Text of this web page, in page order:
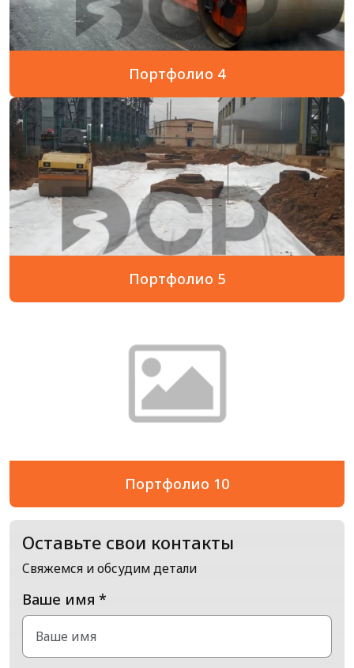
Портфолио 4
Портфолио 5
Портфолио 10
Оставьте свои контакты
Свяжемся и обсудим детали
Ваше имя *